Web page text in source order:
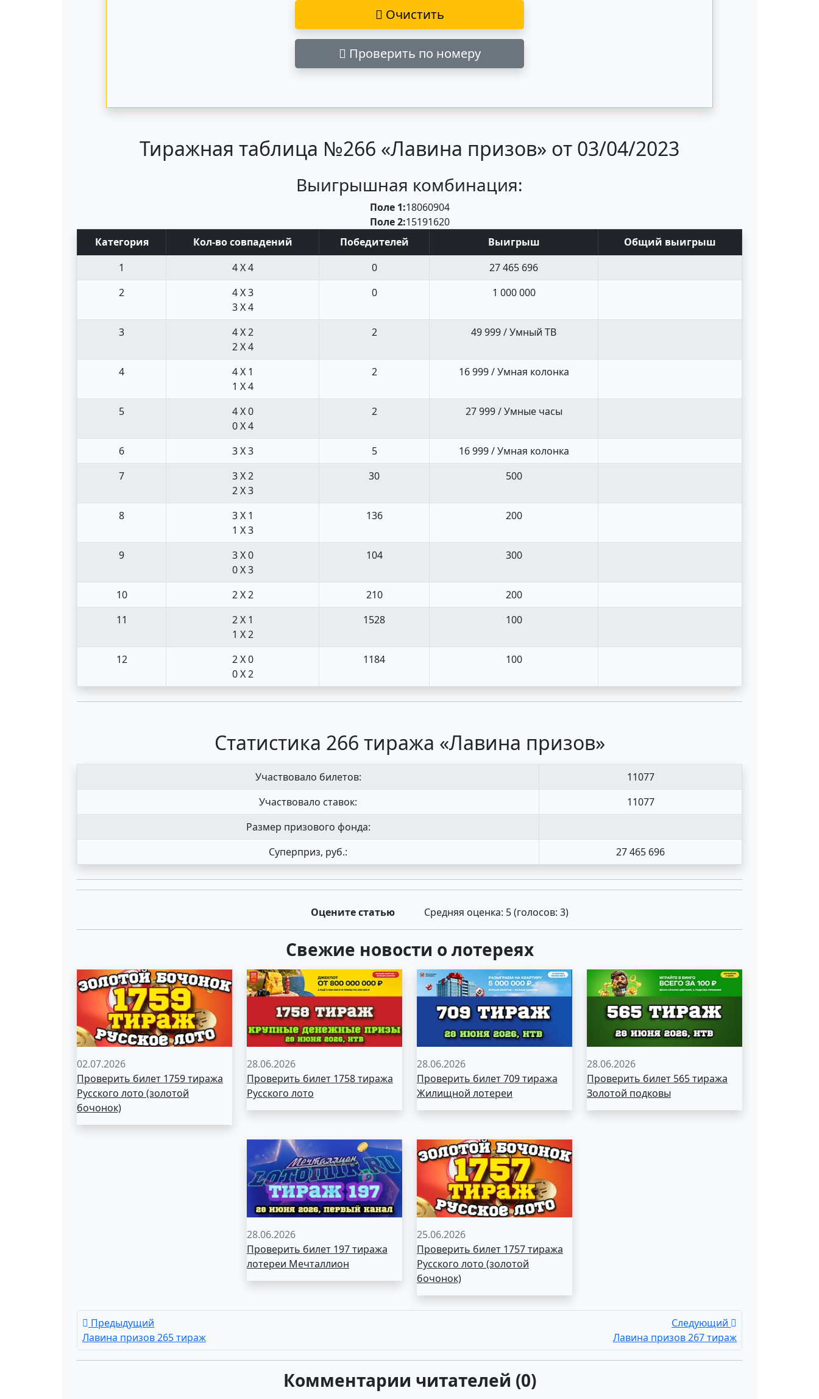
Очистить
Проверить по номеру
Тиражная таблица №266 «Лавина призов» от 03/04/2023
Выигрышная комбинация:
Поле 1:18060904
Поле 2:15191620
Категория Кол-во совпадений Победителей Выигрыш
Общий выигрыш
1
4 X 4 0
27 465 696
2
4 X 3
3 X 4
0 1 000 000
3
4 X 2
2 X 4
2 49 999 / Умный ТВ
4
4 X 1
1 X 4
2 16 999 / Умная колонка
5
4 X 0
0 X 4
2 27 999 / Умные часы
6 3 X 3 5
16 999 / Умная колонка
7
3 X 2
2 X 3
30 500
8
3 X 1
1 X 3
136 200
9
3 X 0
0 X 3
104 300
10 2 X 2 210
200
11
2 X 1
1 X 2
1528 100
12
2 X 0
0 X 2
1184 100
Статистика 266 тиража «Лавина призов»
Участвовало билетов:
11077
Участвовало ставок:
11077
Размер призового фонда:
Суперприз, руб.:
27 465 696
Оцените статью Средняя оценка: 5(голосов: 3)
Свежие новости о лотереях
02.07.2026
Проверить билет 1759 тиража
Русского лото (золотой
бочонок)
28.06.2026
Проверить билет 1758 тиража
Русского лото
28.06.2026
Проверить билет 709 тиража
Жилищной лотереи
28.06.2026
Проверить билет 565 тиража
Золотой подковы
28.06.2026
Проверить билет 197 тиража
лотереи Мечталлион
25.06.2026
Проверить билет 1757 тиража
Русского лото (золотой
бочонок)
Предыдущий
Лавина призов 265 тираж
Следующий
Лавина призов 267 тираж
Комментарии читателей (0)